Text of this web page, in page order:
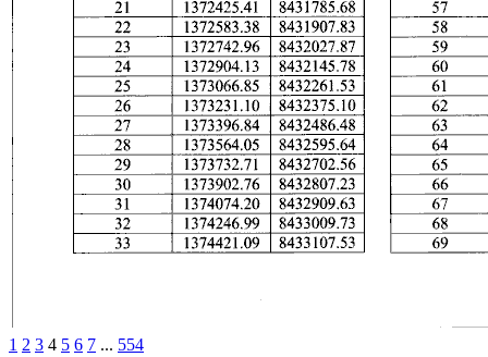
1 2 3 4 5 6 7 ... 554